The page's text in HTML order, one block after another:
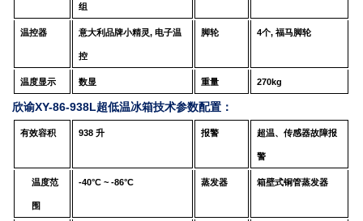
组
温控器 意大利品牌小精灵,电子温
控
脚轮 4个,福马脚轮
温度显示 数显 重量 270kg
欣谕XY-86-938L超低温冰箱技术参数配置：
有效容积 938升 报警 超温、传感器故障报
警
温度范
围
-40°C ~ -86°C 蒸发器 箱壁式铜管蒸发器